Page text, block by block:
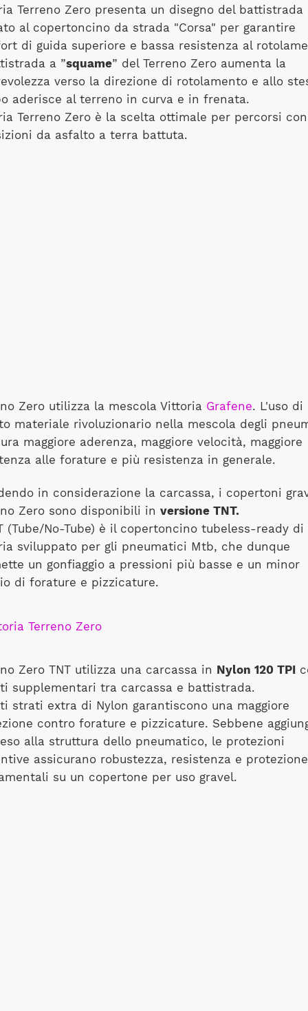
Terreno Zero presenta un disegno del battistrada
al copertoncino da strada "Corsa" per garantire
di guida superiore e bassa resistenza al
a ”squame” del Terreno Zero aumenta la
verso la direzione di rotolamento e allo
aderisce al terreno in curva e in frenata.
Terreno Zero è la scelta ottimale per percorsi con
da asfalto a terra battuta.
Zero utilizza la mescola Vittoria Grafene. L'uso di
materiale rivoluzionario nella mescola degli
maggiore aderenza, maggiore velocità, maggiore
alle forature e più resistenza in generale.
in considerazione la carcassa, i copertoni
Zero sono disponibili in versione TNT.
(Tube/No-Tube) è il copertoncino tubeless-ready di
sviluppato per gli pneumatici Mtb, che dunque
un gonfiaggio a pressioni più basse e un minor
di forature e pizzicature.
Zero TNT utilizza una carcassa in Nylon 120 TPI
supplementari tra carcassa e battistrada.
strati extra di Nylon garantiscono una maggiore
contro forature e pizzicature. Sebbene
alla struttura dello pneumatico, le protezioni
assicurano robustezza, resistenza e
su un copertone per uso gravel.